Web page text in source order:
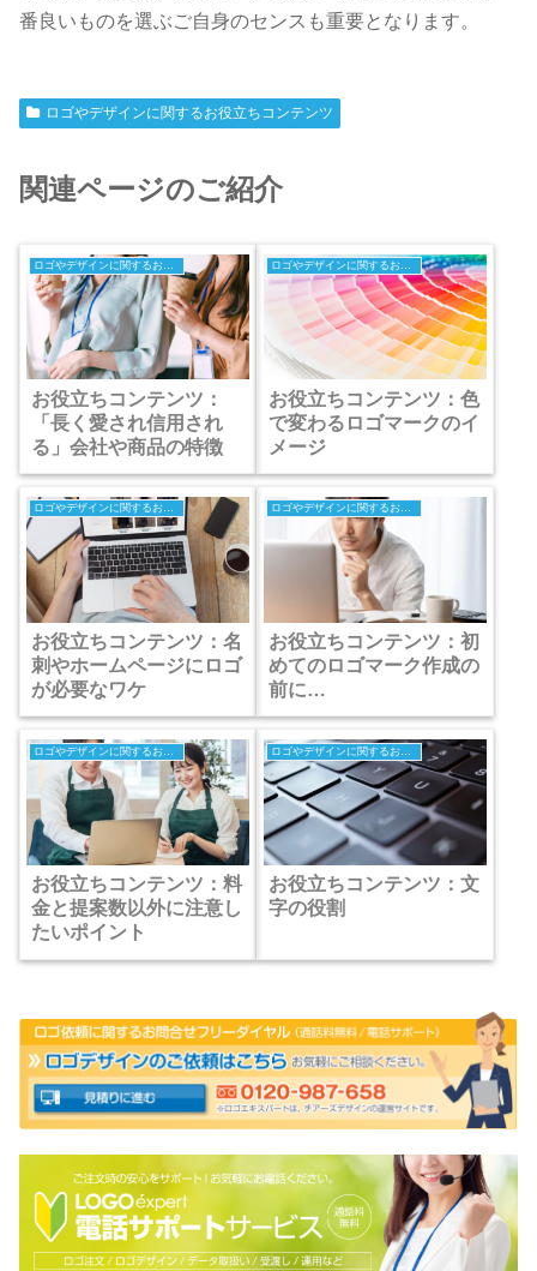
番良いものを選ぶご自身のセンスも重要となります。
ロゴやデザインに関するお役立ちコンテンツ
関連ページのご紹介
お役立ちコンテンツ：
「長く愛され信用され
る」会社や商品の特徴
お役立ちコンテンツ：色
で変わるロゴマークのイ
メージ
ロゴやデザインに関するお役立ちコンテンツ
お役立ちコンテンツ：名
刺やホームページにロゴ
が必要なワケ
ロゴやデザインに関するお役立ちコンテンツ
お役立ちコンテンツ：初
めてのロゴマーク作成の
前に…
お役立ちコンテンツ：料
金と提案数以外に注意し
たいポイント
お役立ちコンテンツ：文
字の役割